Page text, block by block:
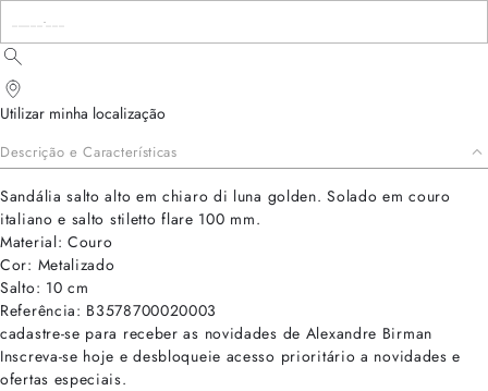
Utilizar minha localização
Descrição e Características
Sandália salto alto em chiaro di luna golden. Solado em couro
italiano e salto stiletto flare 100 mm.
Material: Couro
Cor: Metalizado
Salto: 10 cm
Referência: B3578700020003
cadastre-se para receber as novidades de Alexandre Birman
Inscreva-se hoje e desbloqueie acesso prioritário a novidades e
ofertas especiais.